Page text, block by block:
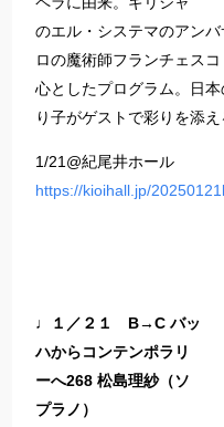
のエル・システマのアン
ロの魔術師フランチェス
心としたプログラム。日
り子がゲストで彩りを添え
1/21@紀尾井ホール
https://kioihall.jp/
♩１／２１ B→C バッ
ハからコンテンポラリ
ーへ268 松島理紗（ソ
プラノ）